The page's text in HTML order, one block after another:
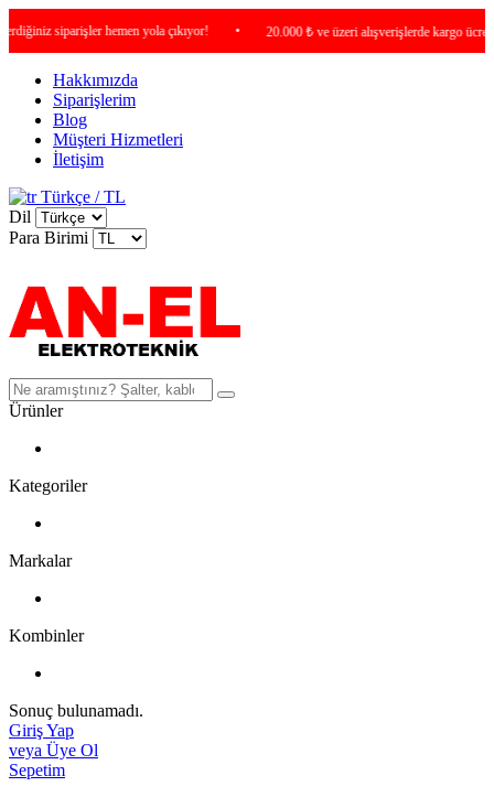
siparişler hemen yola çıkıyor! 20.000 ₺ ve üzeri alışverişlerde kargo ücretsiz !
Hakkımızda
Siparişlerim
Blog
Müşteri Hizmetleri
İletişim
Türkçe / TL
Dil
Para Birimi
Ürünler
Kategoriler
Markalar
Kombinler
Sonuç bulunamadı.
Giriş Yap
veya Üye Ol
Sepetim